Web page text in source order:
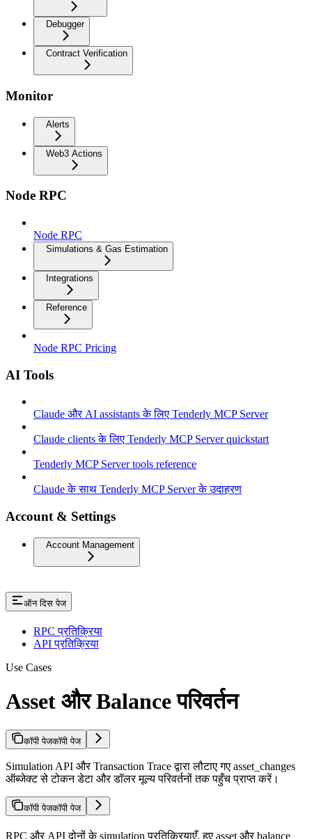
Debugger
Contract Verification
Monitor
Alerts
Web3 Actions
Node RPC
Node RPC
Simulations & Gas Estimation
Integrations
Reference
Node RPC Pricing
AI Tools
Claude और AI assistants के लिए Tenderly MCP Server
Claude clients के लिए Tenderly MCP Server quickstart
Tenderly MCP Server tools reference
Claude के साथ Tenderly MCP Server के उदाहरण
Account & Settings
Account Management
ऑन दिस पेज
RPC प्रतिक्रिया
API प्रतिक्रिया
Use Cases
Asset और Balance परिवर्तन
कॉपी पेजकॉपी पेज
Simulation API और Transaction Trace द्वारा लौटाए गए asset_changes
ऑब्जेक्ट से टोकन डेटा और डॉलर मूल्य परिवर्तनों तक पहुँच प्राप्त करें।
कॉपी पेजकॉपी पेज
RPC और API दोनों के simulation प्रतिक्रियाएँ, हुए asset और balance